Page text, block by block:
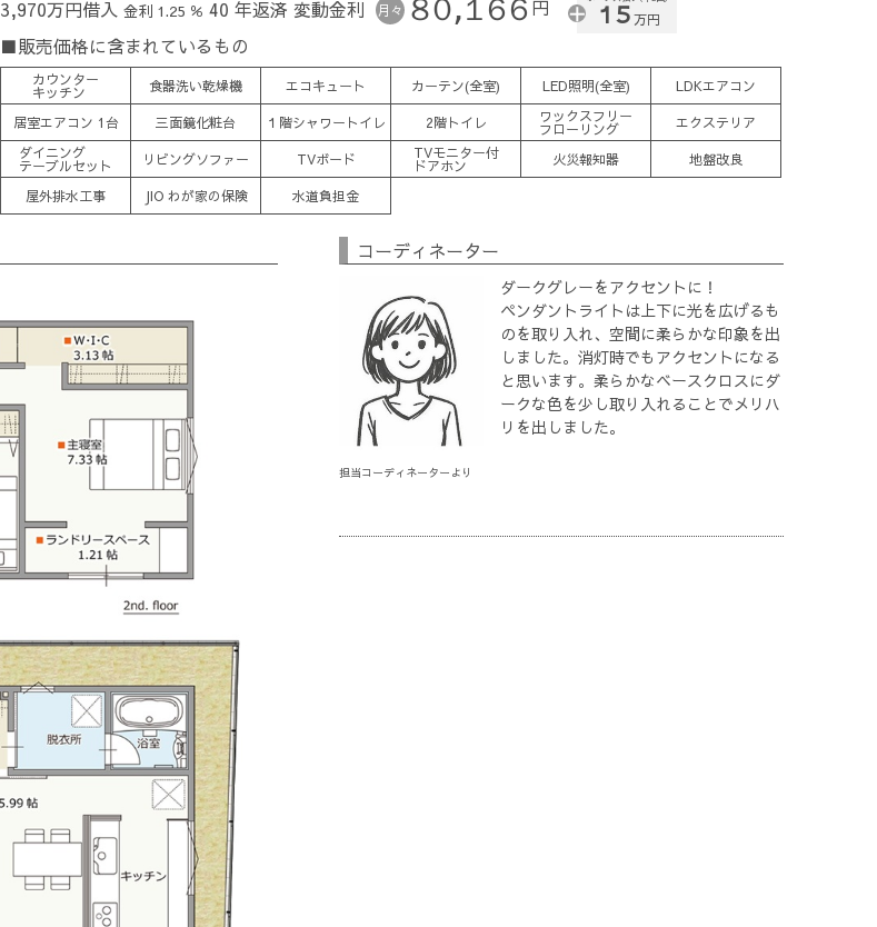
3,970万円借入金利 1.25 ％ 40 年返済 変動金利 月々 ８０,１６６ 円 １５ 万円
販売価格に含まれているもの
カウンター
キッチン 食器洗い乾燥機 エコキュート カーテン(全室) LED照明(全室) LDKエアコン
居室エアコン 1台 三面鏡化粧台 １階シャワートイレ 2階トイレ ワックスフリー
フローリング
エクステリア
ダイニング
テーブルセット リビングソファー TVボード TVモニター付
ドアホン 火災報知器 地盤改良
屋外排水工事 JIO わが家の保険 水道負担金
コーディネーター
担当コーディネーターより
ダークグレーをアクセントに！
ペンダントライトは上下に光を広げるも
のを取り入れ、空間に柔らかな印象を出
しました。消灯時でもアクセントになる
と思います。柔らかなベースクロスにダ
ークな色を少し取り入れることでメリハ
リを出しました。